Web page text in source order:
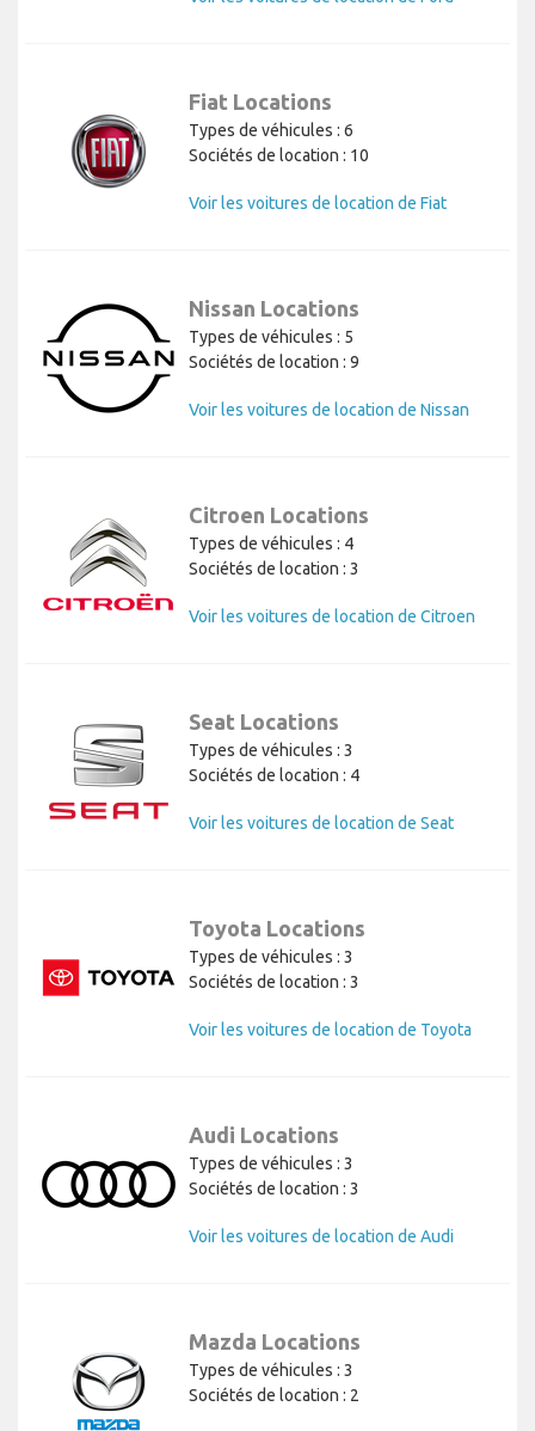
Fiat Locations
Types de véhicules : 6
Sociétés de location : 10
Voir les voitures de location de Fiat
Nissan Locations
Types de véhicules : 5
Sociétés de location : 9
Voir les voitures de location de Nissan
Citroen Locations
Types de véhicules : 4
Sociétés de location : 3
Voir les voitures de location de Citroen
Seat Locations
Types de véhicules : 3
Sociétés de location : 4
Voir les voitures de location de Seat
Toyota Locations
Types de véhicules : 3
Sociétés de location : 3
Voir les voitures de location de Toyota
Audi Locations
Types de véhicules : 3
Sociétés de location : 3
Voir les voitures de location de Audi
Mazda Locations
Types de véhicules : 3
Sociétés de location : 2